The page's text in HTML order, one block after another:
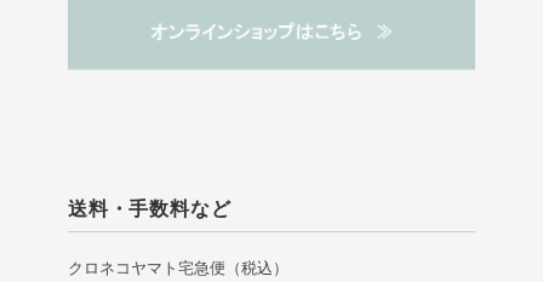
送料・手数料など
クロネコヤマト宅急便（税込）